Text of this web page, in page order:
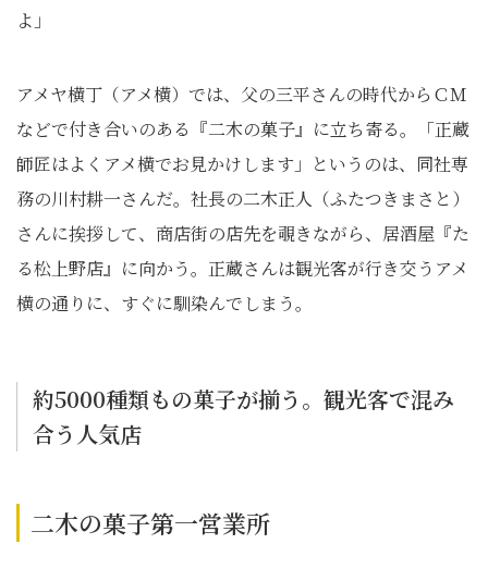
よ」
アメヤ横丁（アメ横）では、父の三平さんの時代からＣＭ
などで付き合いのある『二木の菓子』に立ち寄る。「正蔵
師匠はよくアメ横でお見かけします」というのは、同社専
務の川村耕一さんだ。社長の二木正人（ふたつきまさと）
さんに挨拶して、商店街の店先を覗きながら、居酒屋『た
る松上野店』に向かう。正蔵さんは観光客が行き交うアメ
横の通りに、すぐに馴染んでしまう。
約5000種類もの菓子が揃う。観光客で混み
合う人気店
二木の菓子第一営業所